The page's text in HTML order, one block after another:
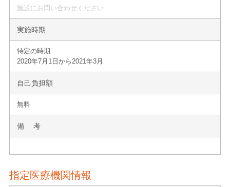
施設にお問い合わせください
実施時期
特定の時期
2020年7月1日から2021年3月
自己負担額
無料
備 考
指定医療機関情報